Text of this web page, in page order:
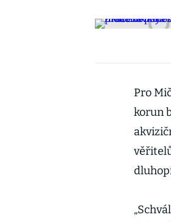
Pro
korun